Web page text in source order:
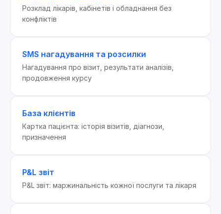
Розклад лікарів, кабінетів і обладнання без
конфліктів
SMS нагадування та розсилки
Нагадування про візит, результати аналізів,
продовження курсу
База клієнтів
Картка пацієнта: історія візитів, діагнози,
призначення
P&L звіт
P&L звіт: маржинальність кожної послуги та лікаря